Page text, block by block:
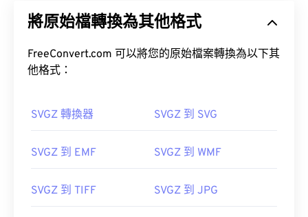
IrfanView
開發人員：
href="https://en.wikipedia.org/wiki/
https://www.webdesignerdepot.com/2009/03/
將原始檔轉換為其他格式
FreeConvert.com 可以將您的原始檔案轉換為以下其
他格式：
SVGZ 轉換器 SVGZ 到 SVG
SVGZ 到 EMF SVGZ 到 WMF
SVGZ 到 TIFF SVGZ 到 JPG